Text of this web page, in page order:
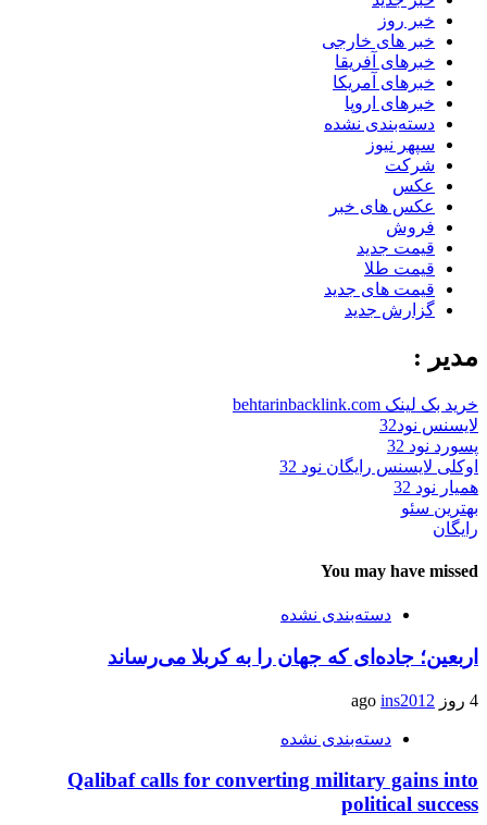
خبر روز
خبر های خارجی
خبرهای آفریقا
خبرهای آمریکا
خبرهای اروپا
دسته‌بندی نشده
سپهر نیوز
شرکت
عکس
عکس های خبر
فروش
قیمت جدید
قیمت طلا
قیمت های جدید
گزارش جدید
مدیر :
خرید بک لینک behtarinbacklink.com
لایسنس نود32
پسورد نود 32
اوکلی لایسنس رایگان نود 32
همیار نود 32
بهترین سئو
رایگان
You may have missed
دسته‌بندی نشده
اربعین؛ جاده‌ای که جهان را به کربلا می‌رساند
4 روز ago ins2012
دسته‌بندی نشده
Qalibaf calls for converting military gains into
political success